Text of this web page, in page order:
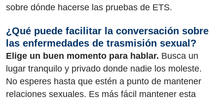
sobre dónde hacerse las pruebas de ETS.
¿Qué puede facilitar la conversación sobre
las enfermedades de trasmisión sexual?
Elige un buen momento para hablar. Busca un
lugar tranquilo y privado donde nadie los moleste.
No esperes hasta que estén a punto de mantener
relaciones sexuales. Es más fácil mantener esta